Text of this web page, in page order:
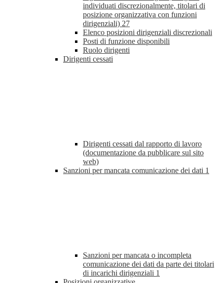
individuati discrezionalmente, titolari di
posizione organizzativa con funzioni
dirigenziali) 27
Elenco posizioni dirigenziali discrezionali
Posti di funzione disponibili
Ruolo dirigenti
Dirigenti cessati
Dirigenti cessati dal rapporto di lavoro
(documentazione da pubblicare sul sito
web)
Sanzioni per mancata comunicazione dei dati 1
Sanzioni per mancata o incompleta
comunicazione dei dati da parte dei titolari
di incarichi dirigenziali 1